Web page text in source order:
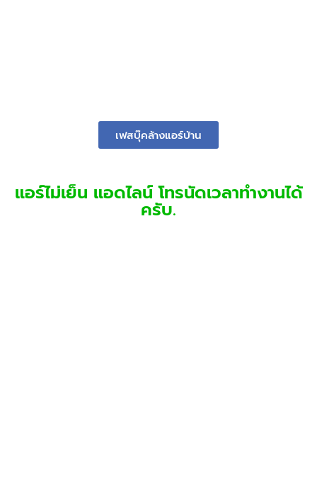
เฟสบุ๊คล้างแอร์บ้าน
แอร์ไม่เย็น แอดไลน์ โทรนัดเวลาทำงานได้
ครับ.